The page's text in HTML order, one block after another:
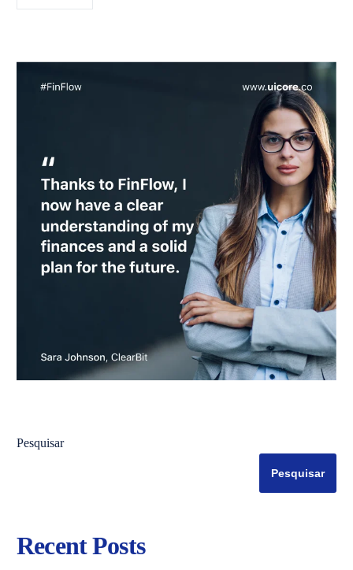
Pesquisar
Pesquisar
Recent Posts